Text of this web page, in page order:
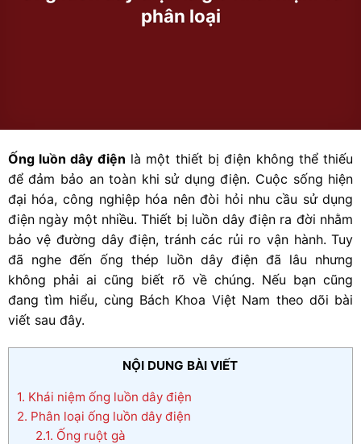
phân loại
Ống luồn dây điện là một thiết bị điện không thể thiếu
để đảm bảo an toàn khi sử dụng điện. Cuộc sống hiện
đại hóa, công nghiệp hóa nên đòi hỏi nhu cầu sử dụng
điện ngày một nhiều. Thiết bị luồn dây điện ra đời nhằm
bảo vệ đường dây điện, tránh các rủi ro vận hành. Tuy
đã nghe đến ống thép luồn dây điện đã lâu nhưng
không phải ai cũng biết rõ về chúng. Nếu bạn cũng
đang tìm hiểu, cùng Bách Khoa Việt Nam theo dõi bài
viết sau đây.
NỘI DUNG BÀI VIẾT
1. Khái niệm ống luồn dây điện
2. Phân loại ống luồn dây điện
2.1. Ống ruột gà